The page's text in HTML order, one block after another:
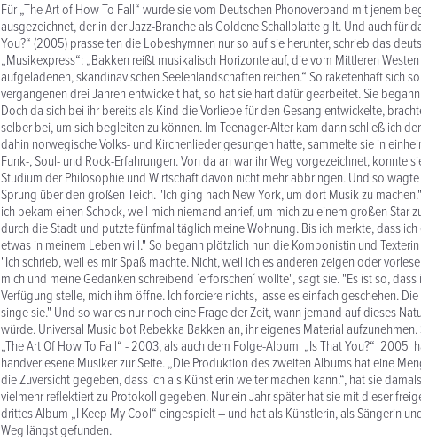
Für „The Art of How To Fall“ wurde sie vom Deutschen Phonoverband mit jenem
ausgezeichnet, der in der Jazz-Branche als Goldene Schallplatte gilt. Und auch für
You?“ (2005) prasselten die Lobeshymnen nur so auf sie herunter, schrieb das
„Musikexpress“: „Bakken reißt musikalisch Horizonte auf, die vom Mittleren
aufgeladenen, skandinavischen Seelenlandschaften reichen.“ So raketenhaft sich
vergangenen drei Jahren entwickelt hat, so hat sie hart dafür gearbeitet. Sie
Doch da sich bei ihr bereits als Kind die Vorliebe für den Gesang entwickelte,
selber bei, um sich begleiten zu können. Im Teenager-Alter kam dann schließlich
dahin norwegische Volks- und Kirchenlieder gesungen hatte, sammelte sie in
Funk-, Soul- und Rock-Erfahrungen. Von da an war ihr Weg vorgezeichnet, konnte
Studium der Philosophie und Wirtschaft davon nicht mehr abbringen. Und so
Sprung über den großen Teich. "Ich ging nach New York, um dort Musik zu
ich bekam einen Schock, weil mich niemand anrief, um mich zu einem großen Star
durch die Stadt und putzte fünfmal täglich meine Wohnung. Bis ich merkte, dass
etwas in meinem Leben will." So begann plötzlich nun die Komponistin und
"Ich schrieb, weil es mir Spaß machte. Nicht, weil ich es anderen zeigen oder
mich und meine Gedanken schreibend ´erforschen´ wollte", sagt sie. "Es ist so,
Verfügung stelle, mich ihm öffne. Ich forciere nichts, lasse es einfach geschehen.
singe sie." Und so war es nur noch eine Frage der Zeit, wann jemand auf dieses
würde. Universal Music bot Rebekka Bakken an, ihr eigenes Material
„The Art Of How To Fall“ - 2003, als auch dem Folge-Album „Is That You?“ 2005
handverlesene Musiker zur Seite. „Die Produktion des zweiten Albums hat eine
die Zuversicht gegeben, dass ich als Künstlerin weiter machen kann.“, hat sie
vielmehr reflektiert zu Protokoll gegeben. Nur ein Jahr später hat sie mit dieser
drittes Album „I Keep My Cool“ eingespielt – und hat als Künstlerin, als Sängerin
Weg längst gefunden.